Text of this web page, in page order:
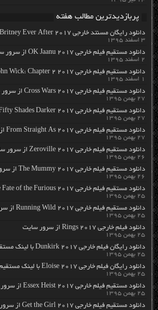
پربازدیدترین مطالب هفته
دانلود رایگان مسنتد خارجی Britney Ever After 2017 با لینک مستقیم
۳ اسفند ۱۳۹۵
دانلود مستقیم فیلم خارجی OK Jaanu 2017 از سرور سایت
۲ اسفند ۱۳۹۵
دانلود مستقیم فیلم خارجی John Wick: Chapter 2 2017 از سرور سایت
۱ اسفند ۱۳۹۵
دانلود مستقیم فیلم خارجی Cross Wars 2017 از سرور سایت
۲۷ بهمن ۱۳۹۵
دانلود مستقیم فیلم خارجی Fifty Shades Darker 2017 از سرور سایت
۲۷ بهمن ۱۳۹۵
دانلود مستقیم فیلم خارجی From Straight As 2017 از سرور سایت
۲۷ بهمن ۱۳۹۵
دانلود مستقیم فیلم خارجی Zeroville 2017 از سرور سایت
۲۶ بهمن ۱۳۹۵
دانلود مستقیم فیلم خارجی The Mummy 2017 از سرور سایت
۲۶ بهمن ۱۳۹۵
دانلود مستقیم فیلم خارجی The Fate of the Furious 2017 از سرور سایت
۲۵ بهمن ۱۳۹۵
دانلود مستقیم فیلم خارجی Running Wild 2017 از سرور سایت
۲۵ بهمن ۱۳۹۵
دانلود فیلم خارجی Rings 2017 از سرور سایت
۲۵ بهمن ۱۳۹۵
دانلود رایگان فیلم خارجی Dunkirk 2017 با لینک مستقیم
۲۵ بهمن ۱۳۹۵
دانلود رایگان فیلم خارجی Eloise 2017 با لینک مستقیم
۲۵ بهمن ۱۳۹۵
دانلود مستقیم فیلم خارجی Essex Heist 2017 از سرور سایت
۲۵ بهمن ۱۳۹۵
دانلود مستقیم فیلم خارجی Get the Girl 2017 از سرور سایت